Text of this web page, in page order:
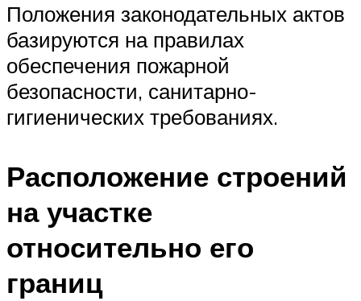
Положения законодательных актов
базируются на правилах
обеспечения пожарной
безопасности, санитарно-
гигиенических требованиях.
Расположение строений
на участке
относительно его
границ